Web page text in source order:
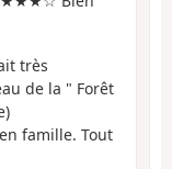
très
de la " Forêt
famille. Tout